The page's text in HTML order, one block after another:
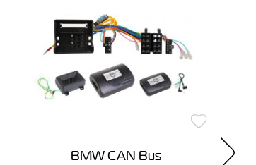
BMW CAN Bus